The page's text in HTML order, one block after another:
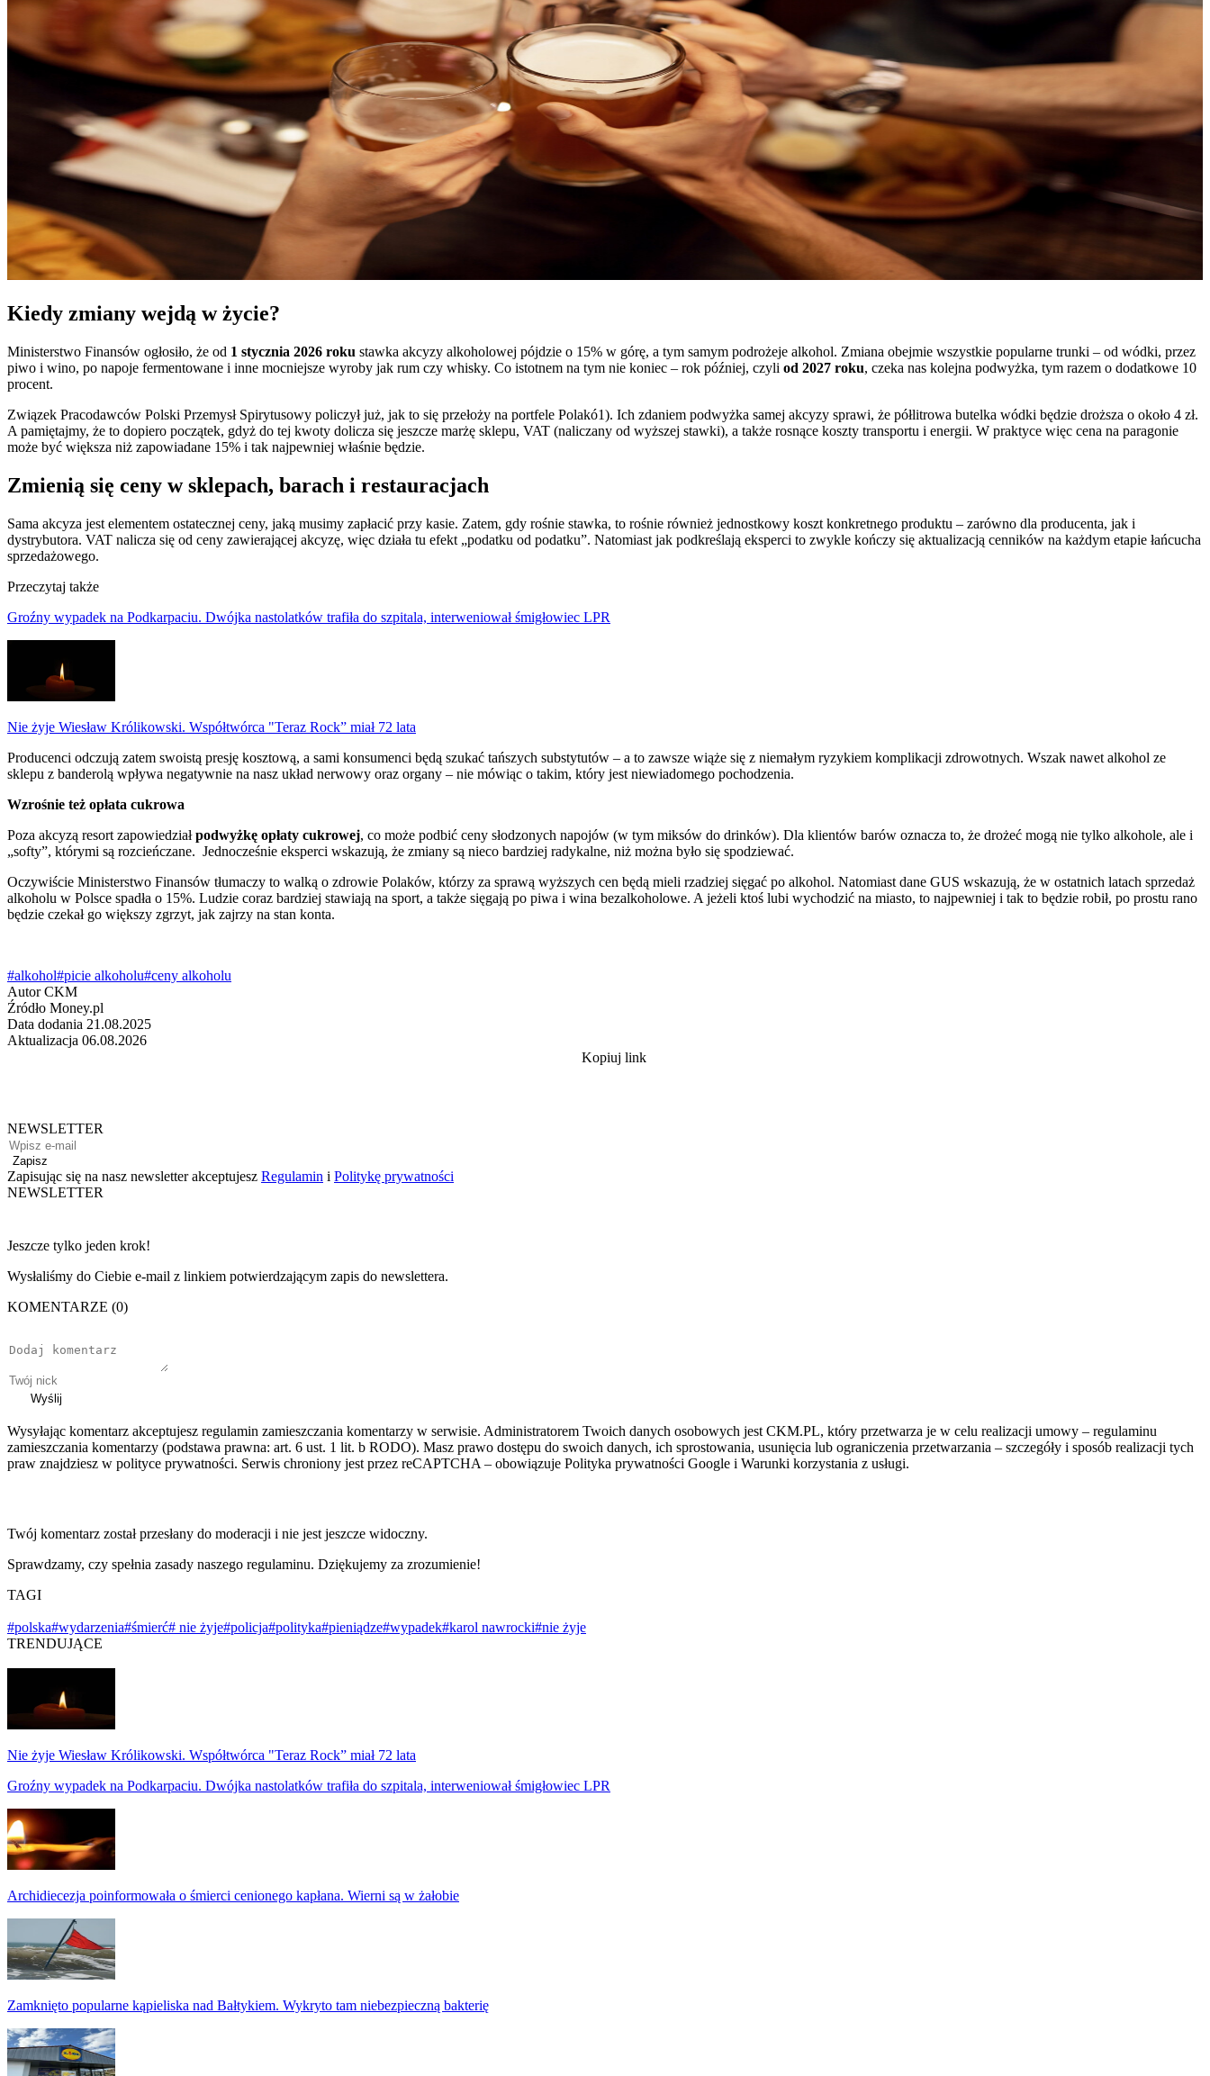
Kiedy zmiany wejdą w życie?
Ministerstwo Finansów ogłosiło, że od 1 stycznia 2026 roku stawka akcyzy alkoholowej pójdzie o 15% w górę, a tym samym podrożeje alkohol. Zmiana obejmie wszystkie popularne trunki – od wódki, przez
piwo i wino, po napoje fermentowane i inne mocniejsze wyroby jak rum czy whisky. Co istotnem na tym nie koniec – rok później, czyli od 2027 roku, czeka nas kolejna podwyżka, tym razem o dodatkowe 10
procent.
Związek Pracodawców Polski Przemysł Spirytusowy policzył już, jak to się przełoży na portfele Polakó1). Ich zdaniem podwyżka samej akcyzy sprawi, że półlitrowa butelka wódki będzie droższa o około 4 zł.
A pamiętajmy, że to dopiero początek, gdyż do tej kwoty dolicza się jeszcze marżę sklepu, VAT (naliczany od wyższej stawki), a także rosnące koszty transportu i energii. W praktyce więc cena na paragonie
może być większa niż zapowiadane 15% i tak najpewniej właśnie będzie.
Zmienią się ceny w sklepach, barach i restauracjach
Sama akcyza jest elementem ostatecznej ceny, jaką musimy zapłacić przy kasie. Zatem, gdy rośnie stawka, to rośnie również jednostkowy koszt konkretnego produktu – zarówno dla producenta, jak i
dystrybutora. VAT nalicza się od ceny zawierającej akcyzę, więc działa tu efekt „podatku od podatku”. Natomiast jak podkreślają eksperci to zwykle kończy się aktualizacją cenników na każdym etapie łańcucha
sprzedażowego.
Przeczytaj także
Groźny wypadek na Podkarpaciu. Dwójka nastolatków trafiła do szpitala, interweniował śmigłowiec LPR
Nie żyje Wiesław Królikowski. Współtwórca "Teraz Rock” miał 72 lata
Producenci odczują zatem swoistą presję kosztową, a sami konsumenci będą szukać tańszych substytutów – a to zawsze wiąże się z niemałym ryzykiem komplikacji zdrowotnych. Wszak nawet alkohol ze
sklepu z banderolą wpływa negatywnie na nasz układ nerwowy oraz organy – nie mówiąc o takim, który jest niewiadomego pochodzenia.
Wzrośnie też opłata cukrowa
Poza akcyzą resort zapowiedziałpodwyżkę opłaty cukrowej, co może podbić ceny słodzonych napojów (w tym miksów do drinków). Dla klientów barów oznacza to, że drożeć mogą nie tylko alkohole, ale i
„softy”, którymi są rozcieńczane. Jednocześnie eksperci wskazują, że zmiany są nieco bardziej radykalne, niż można było się spodziewać.
Oczywiście Ministerstwo Finansów tłumaczy to walką o zdrowie Polaków, którzy za sprawą wyższych cen będą mieli rzadziej sięgać po alkohol. Natomiast dane GUS wskazują, że w ostatnich latach sprzedaż
alkoholu w Polsce spadła o 15%. Ludzie coraz bardziej stawiają na sport, a także sięgają po piwa i wina bezalkoholowe. A jeżeli ktoś lubi wychodzić na miasto, to najpewniej i tak to będzie robił, po prostu rano
będzie czekał go większy zgrzyt, jak zajrzy na stan konta.
#alkohol#picie alkoholu#ceny alkoholu
Autor CKM
Źródło Money.pl
Data dodania 21.08.2025
Aktualizacja 06.08.2026
Kopiuj link
NEWSLETTER
Zapisz
Zapisując się na nasz newsletter akceptujesz Regulamin i Politykę prywatności
NEWSLETTER
Jeszcze tylko jeden krok!
Wysłaliśmy do Ciebie e-mail z linkiem potwierdzającym zapis do newslettera.
KOMENTARZE (0)
Wyślij
Wysyłając komentarz akceptujesz regulamin zamieszczania komentarzy w serwisie. Administratorem Twoich danych osobowych jest CKM.PL, który przetwarza je w celu realizacji umowy – regulaminu
zamieszczania komentarzy (podstawa prawna: art. 6 ust. 1 lit. b RODO). Masz prawo dostępu do swoich danych, ich sprostowania, usunięcia lub ograniczenia przetwarzania – szczegóły i sposób realizacji tych
praw znajdziesz w polityce prywatności. Serwis chroniony jest przez reCAPTCHA – obowiązuje Polityka prywatności Google i Warunki korzystania z usługi.
Twój komentarz został przesłany do moderacji i nie jest jeszcze widoczny.
Sprawdzamy, czy spełnia zasady naszego regulaminu. Dziękujemy za zrozumienie!
TAGI
#polska#wydarzenia#śmierć# nie żyje#policja#polityka#pieniądze#wypadek#karol nawrocki#nie żyje
TRENDUJĄCE
Nie żyje Wiesław Królikowski. Współtwórca "Teraz Rock” miał 72 lata
Groźny wypadek na Podkarpaciu. Dwójka nastolatków trafiła do szpitala, interweniował śmigłowiec LPR
Archidiecezja poinformowała o śmierci cenionego kapłana. Wierni są w żałobie
Zamknięto popularne kąpieliska nad Bałtykiem. Wykryto tam niebezpieczną bakterię